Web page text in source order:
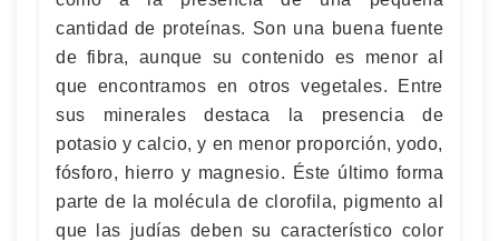
cantidad de proteínas. Son una buena fuente
de fibra, aunque su contenido es menor al
que encontramos en otros vegetales. Entre
sus minerales destaca la presencia de
potasio y calcio, y en menor proporción, yodo,
fósforo, hierro y magnesio. Éste último forma
parte de la molécula de clorofila, pigmento al
que las judías deben su característico color